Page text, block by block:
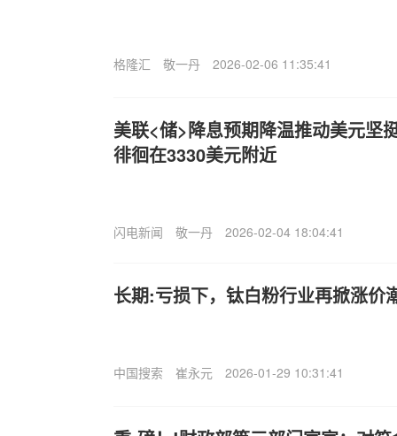
格隆汇 敬一丹 2026-02-06 11:35:41
美联<储>降息预期降温推动美元坚
徘徊在3330美元附近
闪电新闻 敬一丹 2026-02-04 18:04:41
长期:亏损下，钛白粉行业再掀涨价
中国搜索 崔永元 2026-01-29 10:31:41